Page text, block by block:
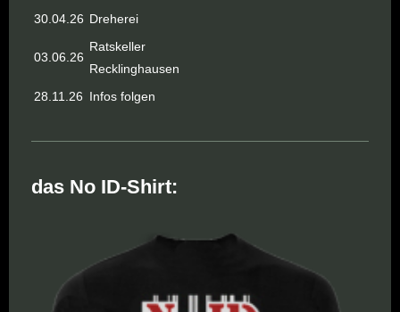
30.04.26 Dreherei
03.06.26
Ratskeller
Recklinghausen
28.11.26 Infos folgen
das No ID-Shirt: